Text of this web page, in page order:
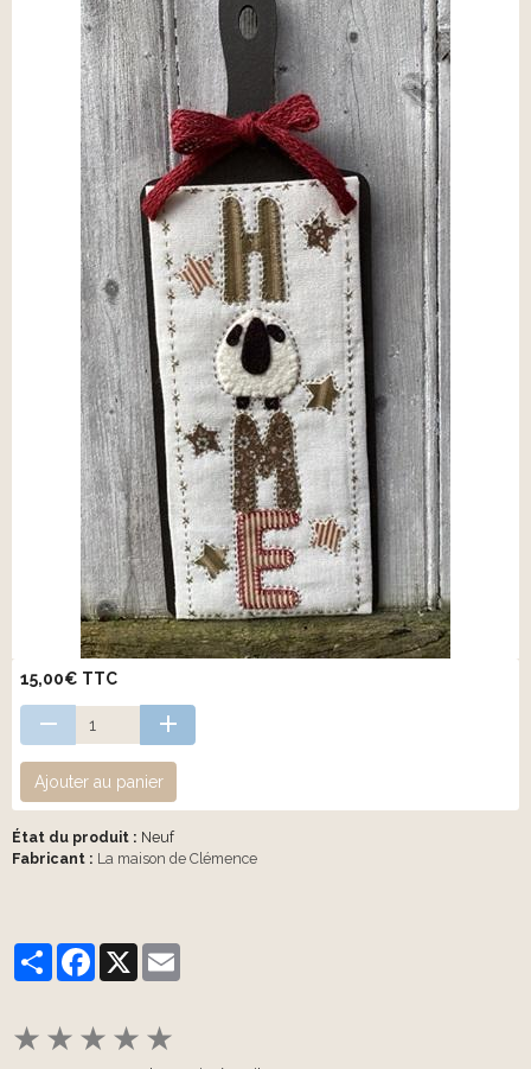
15,00€ TTC
Ajouter au panier
État du produit : Neuf
Fabricant : La maison de Clémence
PartagerFacebook
X
★ ★ ★ ★ ★